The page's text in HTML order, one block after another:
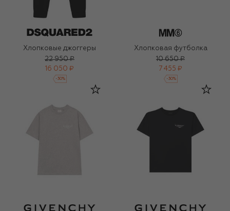
Хлопковые джоггеры
22 950 ₽
16 050 ₽
-30%
Хлопковая футболка
10 650 ₽
7 455 ₽
-30%